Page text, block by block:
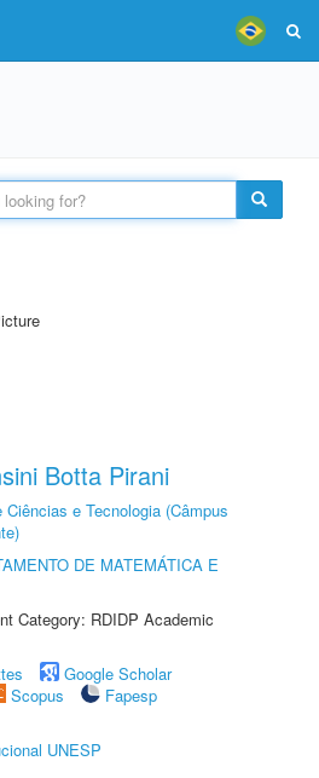
Botta Pirani
Ciências e Tecnologia (Câmpus
DE MATEMÁTICA E
Category: RDIDP Academic
Google Scholar
Scopus
Fapesp
UNESP